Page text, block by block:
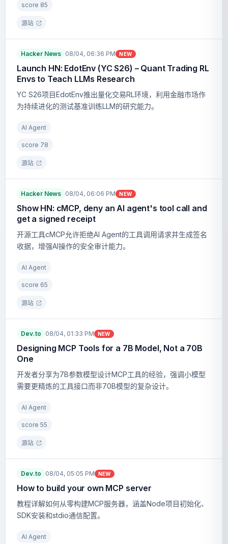
score 85
源站
Hacker News 08/04, 06:36 PM NEW
Launch HN: EdotEnv (YC S26) – Quant Trading RL
Envs to Teach LLMs Research
YC S26项目EdotEnv推出量化交易RL环境，利用金融市场作
为持续进化的测试基准训练LLM的研究能力。
AI Agent
score 78
源站
Hacker News 08/04, 06:06 PM NEW
Show HN: cMCP, deny an AI agent's tool call and
get a signed receipt
开源工具cMCP允许拒绝AI Agent的工具调用请求并生成签名
收据，增强AI操作的安全审计能力。
AI Agent
score 65
源站
Dev.to 08/04, 01:33 PM NEW
Designing MCP Tools for a 7B Model, Not a 70B
One
开发者分享为7B参数模型设计MCP工具的经验，强调小模型
需要更精炼的工具接口而非70B模型的复杂设计。
AI Agent
score 55
源站
Dev.to 08/04, 05:05 PM NEW
How to build your own MCP server
教程详解如何从零构建MCP服务器，涵盖Node项目初始化、
SDK安装和stdio通信配置。
AI Agent